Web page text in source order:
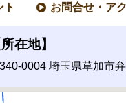
ト
お問合せ・ア
所在地】
0004埼玉県草加市